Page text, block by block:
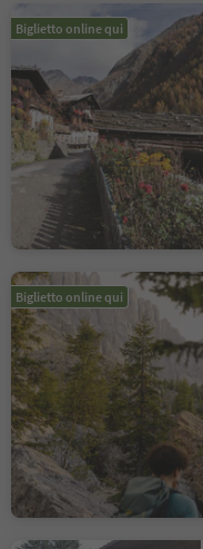
Biglietto online qui
Biglietto online qui